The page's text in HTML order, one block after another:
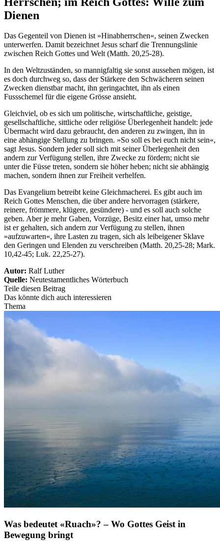
Dienen
Das Gegenteil von Dienen ist »Hinabherrschen«, seinen Zwecken
unterwerfen. Damit bezeichnet Jesus scharf die Trennungslinie
zwischen Reich Gottes und Welt (Matth. 20,25-28).
In den Weltzuständen, so mannigfaltig sie sonst aussehen mögen, ist
es doch durchweg so, dass der Stärkere den Schwächeren seinen
Zwecken dienstbar macht, ihn geringachtet, ihn als einen
Fussschemel für die eigene Grösse ansieht.
Gleichviel, ob es sich um politische, wirtschaftliche, geistige,
gesellschaftliche, sittliche oder religiöse Überlegenheit handelt: jede
Übermacht wird dazu gebraucht, den anderen zu zwingen, ihn in
eine abhängige Stellung zu bringen. »So soll es bei euch nicht sein«,
sagt Jesus. Sondern jeder soll sich mit seiner Überlegenheit den
andern zur Verfügung stellen, ihre Zwecke zu fördern; nicht sie
unter die Füsse treten, sondern sie höher heben; nicht sie abhängig
machen, sondern ihnen zur Freiheit verhelfen.
Das Evangelium betreibt keine Gleichmacherei. Es gibt auch im
Reich Gottes Menschen, die über andere hervorragen (stärkere,
reinere, frömmere, klügere, gesündere) - und es soll auch solche
geben. Aber je mehr Gaben, Vorzüge, Besitz einer hat, umso mehr
ist er gehalten, sich andern zur Verfügung zu stellen, ihnen
»aufzuwarten«, ihre Lasten zu tragen, sich als leibeigener Sklave
den Geringen und Elenden zu verschreiben (Matth. 20,25-28; Mark.
10,42-45; Luk. 22,25-27).
Autor: Ralf Luther
Quelle: Neutestamentliches Wörterbuch
Teile diesen Beitrag
Das könnte dich auch interessieren
Thema
Was bedeutet «Ruach»? – Wo Gottes Geist in
Bewegung bringt